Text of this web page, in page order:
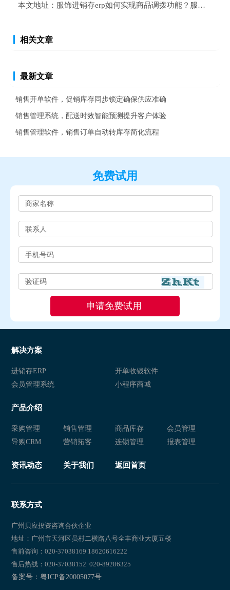
本文地址： 服饰进销存erp如何实现商品调拨功能？服装进销
相关文章
最新文章
销售开单软件，促销库存同步锁定确保供应准确
销售管理系统，配送时效智能预测提升客户体验
销售管理软件，销售订单自动转库存简化流程
免费试用
解决方案
进销存ERP
开单收银软件
会员管理系统
小程序商城
产品介绍
采购管理 销售管理 商品库存
会员管理
导购CRM
营销拓客 连锁管理 报表管理
资讯动态 关于我们 返回首页
联系方式
广州贝应投资咨询合伙企业
地址：广州市天河区员村二横路八号全丰商业大厦五楼
售前咨询：020-37038169 18620616222
售后热线：020-37038152 020-89286325
备案号：粤ICP备20005077号